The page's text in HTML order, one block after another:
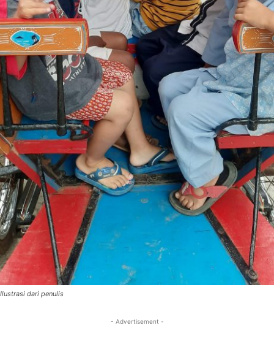
Ilustrasi dari penulis
- Advertisement -